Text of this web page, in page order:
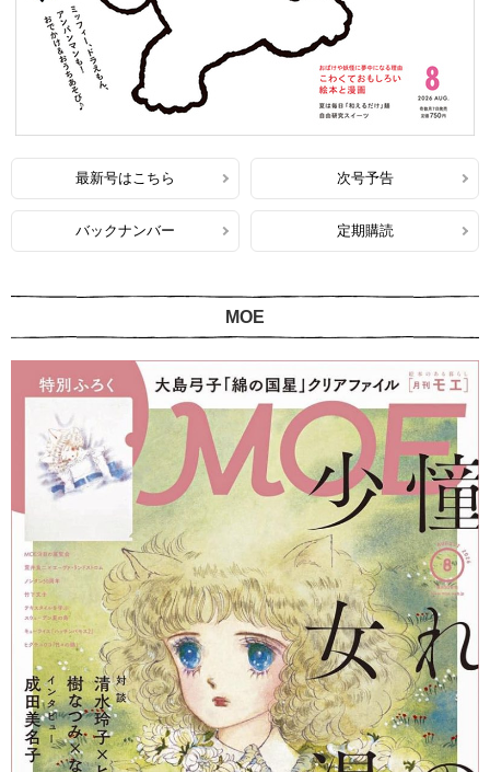
最新号はこちら 次号予告
バックナンバー 定期購読
MOE